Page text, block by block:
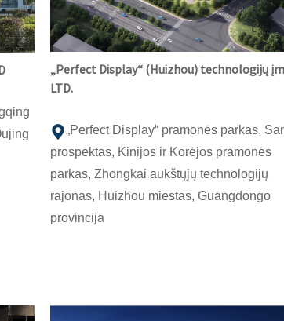
„Perfect Display“ (Huizhou) technologijų
LTD.
„Perfect Display“ pramonės parkas,
prospektas, Kinijos ir Korėjos pramonės
parkas, Zhongkai aukštųjų technologijų
rajonas, Huizhou miestas, Guangdongo
provincija